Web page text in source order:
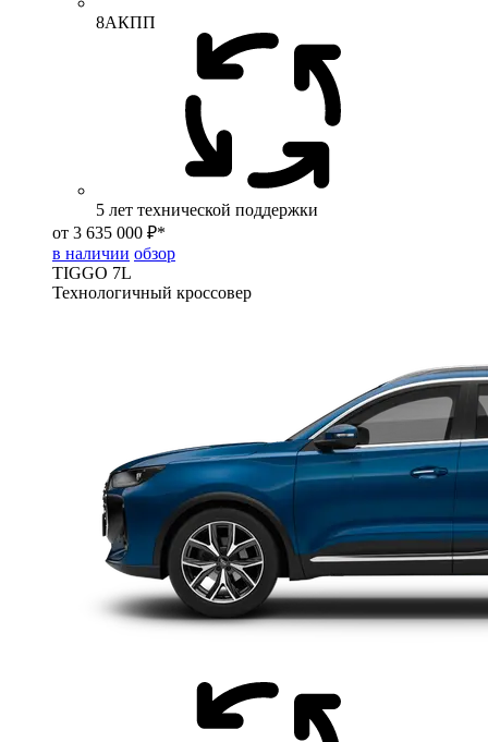
8АКПП
5 лет технической поддержки
от 3 635 000 ₽*
в наличии обзор
TIGGO 7L
Технологичный кроссовер